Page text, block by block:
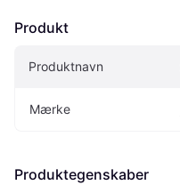
Produkt
Produktnavn
Mærke
Produktegenskaber